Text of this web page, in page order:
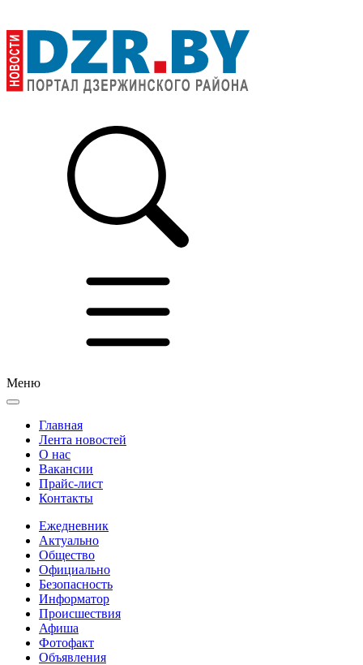
Меню
Главная
Лента новостей
О нас
Вакансии
Прайс-лист
Контакты
Ежедневник
Актуально
Общество
Официально
Безопасность
Информатор
Происшествия
Афиша
Фотофакт
Объявления